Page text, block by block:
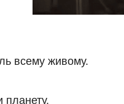
всему живому.